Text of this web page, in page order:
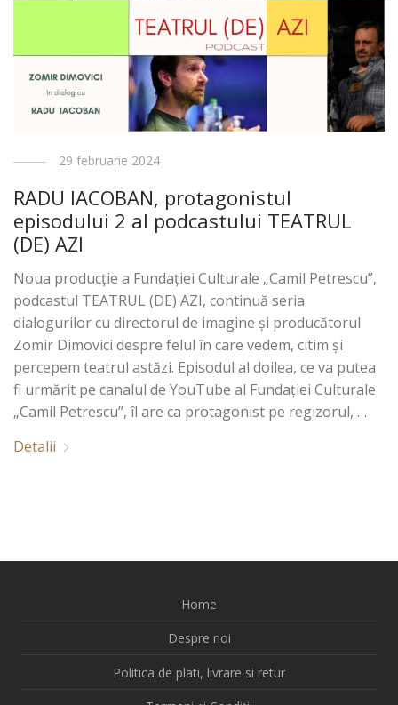
29 februarie 2024
RADU IACOBAN, protagonistul
episodului 2 al podcastului TEATRUL
(DE) AZI
Noua producție a Fundației Culturale „Camil Petrescu”,
podcastul TEATRUL (DE) AZI, continuă seria
dialogurilor cu directorul de imagine și producătorul
Zomir Dimovici despre felul în care vedem, citim și
percepem teatrul astăzi. Episodul al doilea, ce va putea
fi urmărit pe canalul de YouTube al Fundației Culturale
„Camil Petrescu”, îl are ca protagonist pe regizorul, …
Detalii
Home
Despre noi
Politica de plati, livrare si retur